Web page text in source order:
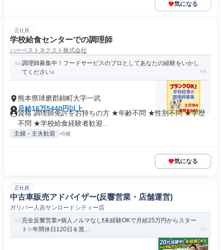
気になる
正社員
学校給食センターでの調理師
ハーベストネクスト株式会社
調理師募集中！フードサービスのプロとしてあなたの経験をいかし
てください♪
熊本県球磨郡錦町大字一武
月給16万5440円以上
資格 調理師免許をお持ちの方 ★年齢不問 ★性別不問 ★学歴
不問 ★学校給食経験者歓迎...
主婦・主夫歓迎 +5個
気になる
正社員
中古車販売アドバイザー(反響営業・店舗運営)
ガリバー人吉サンロードシティー店
完全反響営業×個人ノルマなし❗️未経験OKで月給25万円からスター
ト✨年間休日120日＆賞...